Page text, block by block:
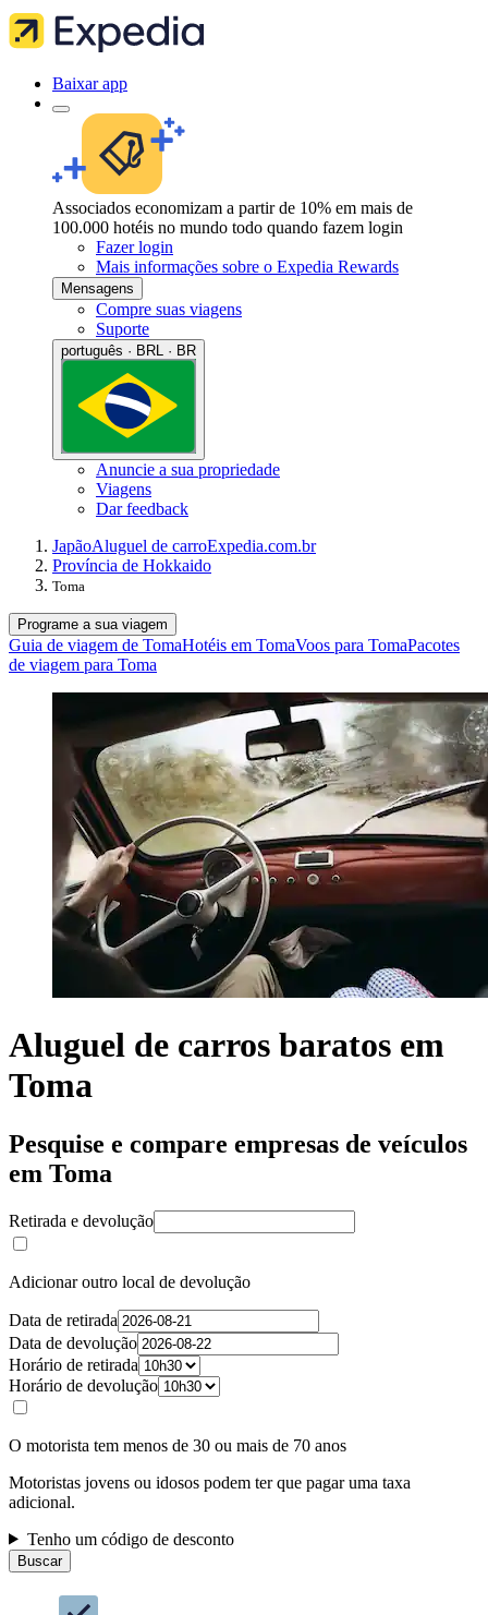
Baixar app
Associados economizam a partir de 10% em mais de
100.000 hotéis no mundo todo quando fazem login
Fazer login
Mais informações sobre o Expedia Rewards
Mensagens
Compre suas viagens
Suporte
português · BRL · BR
Anuncie a sua propriedade
Viagens
Dar feedback
JapãoAluguel de carroExpedia.com.br
Província de Hokkaido
Toma
Programe a sua viagem
Guia de viagem de TomaHotéis em TomaVoos para TomaPacotes
de viagem para Toma
Aluguel de carros baratos em
Toma
Pesquise e compare empresas de veículos
em Toma
Retirada e devolução
Adicionar outro local de devolução
Data de retirada
Data de devolução
Horário de retirada
Horário de devolução
O motorista tem menos de 30 ou mais de 70 anos
Motoristas jovens ou idosos podem ter que pagar uma taxa
adicional.
Tenho um código de desconto
Buscar